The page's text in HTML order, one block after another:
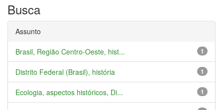
Busca
Assunto
1
Brasil, Região Centro-Oeste, hist...
1
Distrito Federal (Brasil), história
1
Ecologia, aspectos históricos, Di...